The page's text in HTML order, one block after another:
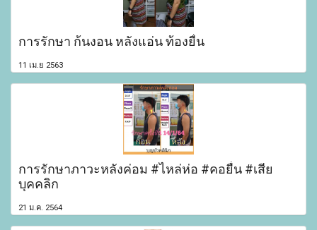
การรักษา ก้นงอน หลังแอ่น ท้องยื่น
11 เม.ย 2563
การรักษาภาวะหลังค่อม #ไหล่ห่อ #คอยื่น #เสีย
บุคคลิก
21 ม.ค. 2564